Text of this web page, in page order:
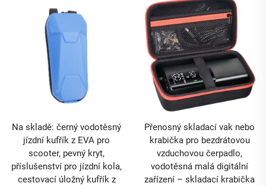
Na skladě: černý vodotěsný
jízdní kufřík z EVA pro
scooter, pevný kryt,
příslušenství pro jízdní kola,
cestovací úložný kufřík z
Přenosný skladací vak nebo
krabička pro bezdrátovou
vzduchovou čerpadlo,
vodotěsná malá digitální
zařízení – skladací krabička